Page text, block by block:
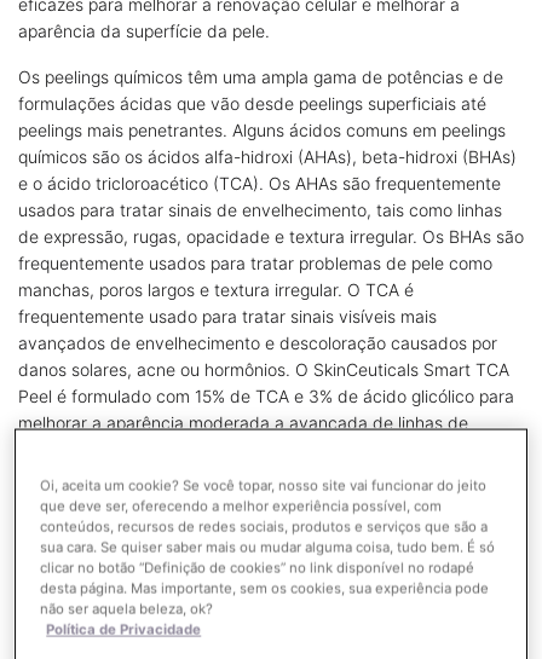
eficazes para melhorar a renovação celular e melhorar a
aparência da superfície da pele.
Os peelings químicos têm uma ampla gama de potências e de
formulações ácidas que vão desde peelings superficiais até
peelings mais penetrantes. Alguns ácidos comuns em peelings
químicos são os ácidos alfa-hidroxi (AHAs), beta-hidroxi (BHAs)
e o ácido tricloroacético (TCA). Os AHAs são frequentemente
usados para tratar sinais de envelhecimento, tais como linhas
de expressão, rugas, opacidade e textura irregular. Os BHAs são
frequentemente usados para tratar problemas de pele como
manchas, poros largos e textura irregular. O TCA é
frequentemente usado para tratar sinais visíveis mais
avançados de envelhecimento e descoloração causados por
danos solares, acne ou hormônios. O SkinCeuticals Smart TCA
Peel é formulado com 15% de TCA e 3% de ácido glicólico para
melhorar a aparência moderada a avançada de linhas de
É importante que os peelings químicos sejam realizados por um
profissional licenciado com acesso a soluções de alto
desempenho que apresentem resultados clinicamente
comprovados. Seu profissional de skincare também pode
recomendar produtos avançados de uso em casa, para
preparar a pele ou amplificar os resultados.
Oi, aceita um cookie? Se você topar, nosso site vai funcionar do jeito
que deve ser, oferecendo a melhor experiência possível, com
conteúdos, recursos de redes sociais, produtos e serviços que são a
sua cara. Se quiser saber mais ou mudar alguma coisa, tudo bem. É só
clicar no botão “Definição de cookies” no link disponível no rodapé
desta página. Mas importante, sem os cookies, sua experiência pode
não ser aquela beleza, ok?
Política de Privacidade